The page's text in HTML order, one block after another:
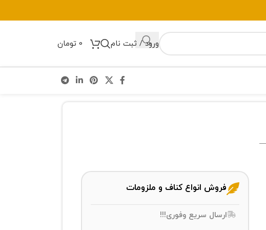
ورود / ثبت نام 0 تومان
فروش انواع کناف و ملزومات
ارسال سریع وفوری!!!